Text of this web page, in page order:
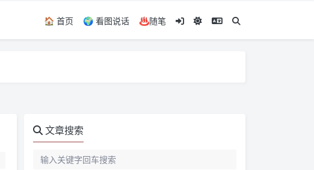
🏠️ 首页 🌍️ 看图说话 ♨️随笔
文章搜索